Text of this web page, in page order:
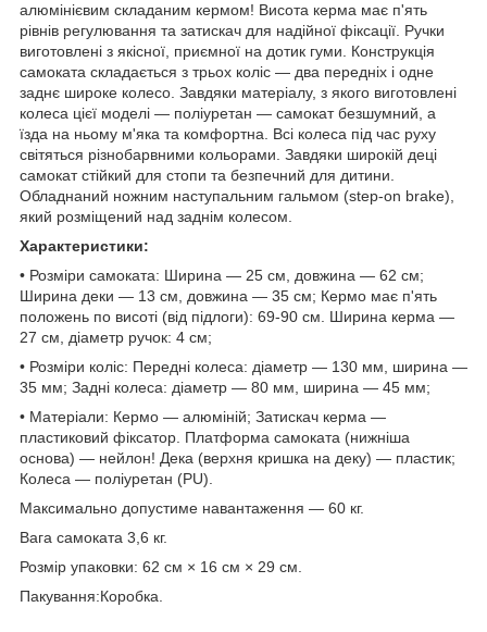
алюмінієвим складаним кермом! Висота керма має п'ять
рівнів регулювання та затискач для надійної фіксації. Ручки
виготовлені з якісної, приємної на дотик гуми. Конструкція
самоката складається з трьох коліс — два передніх і одне
заднє широке колесо. Завдяки матеріалу, з якого виготовлені
колеса цієї моделі — поліуретан — самокат безшумний, а
їзда на ньому м'яка та комфортна. Всі колеса під час руху
світяться різнобарвними кольорами. Завдяки широкій деці
самокат стійкий для стопи та безпечний для дитини.
Обладнаний ножним наступальним гальмом (step-on brake),
який розміщений над заднім колесом.
Характеристики:
• Розміри самоката: Ширина — 25 см, довжина — 62 см;
Ширина деки — 13 см, довжина — 35 см; Кермо має п'ять
положень по висоті (від підлоги): 69-90 см. Ширина керма —
27 см, діаметр ручок: 4 см;
• Розміри коліс: Передні колеса: діаметр — 130 мм, ширина —
35 мм; Задні колеса: діаметр — 80 мм, ширина — 45 мм;
• Матеріали: Кермо — алюміній; Затискач керма —
пластиковий фіксатор. Платформа самоката (нижніша
основа) — нейлон! Дека (верхня кришка на деку) — пластик;
Колеса — поліуретан (PU).
Максимально допустиме навантаження — 60 кг.
Вага самоката 3,6 кг.
Розмір упаковки: 62 см × 16 см × 29 см.
Пакування:Коробка.